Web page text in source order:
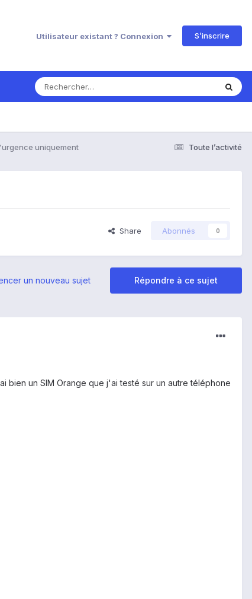
Utilisateur existant ? Connexion S’inscrire
Toute l’activité
uniquement
Share Abonnés 0
Répondre à ce sujet
un nouveau sujet
bien un SIM Orange que j'ai testé sur un autre téléphone